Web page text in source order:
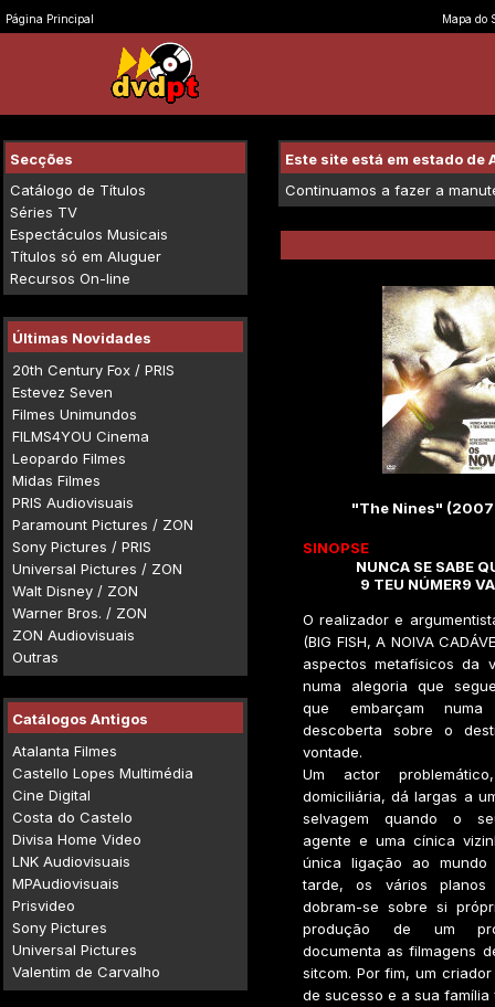
Página Principal Mapa do
Secções
Catálogo de Títulos
Séries TV
Espectáculos Musicais
Títulos só em Aluguer
Recursos On-line
Últimas Novidades
20th Century Fox / PRIS
Estevez Seven
Filmes Unimundos
FILMS4YOU Cinema
Leopardo Filmes
Midas Filmes
PRIS Audiovisuais
Paramount Pictures / ZON
Sony Pictures / PRIS
Universal Pictures / ZON
Walt Disney / ZON
Warner Bros. / ZON
ZON Audiovisuais
Outras
Catálogos Antigos
Atalanta Filmes
Castello Lopes Multimédia
Cine Digital
Costa do Castelo
Divisa Home Video
LNK Audiovisuais
MPAudiovisuais
Prisvideo
Sony Pictures
Universal Pictures
Valentim de Carvalho
Este site está em estado de
Continuamos a fazer a
"The Nines"
SINOPSE
NUNCA SE SABE
9 TEU NÚMER9
O realizador e
(BIG FISH, A NOIVA
aspectos metafísicos da
numa alegoria que
que embarçam
descoberta sobre o
vontade.
Um actor
domiciliária, dá largas a
selvagem quando o
agente e uma cínica
única ligação ao mundo
tarde, os vários planos
dobram-se sobre si
produção de um
documenta as filmagens
sitcom. Por fim, um
de sucesso e a sua família